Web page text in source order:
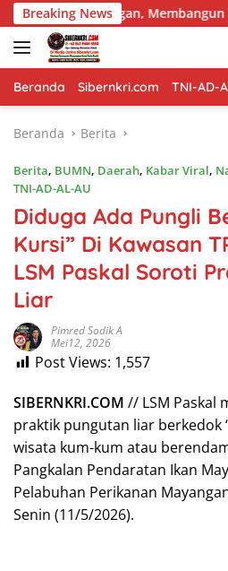
Langsung
ke
konten
Breaking News
Membangun Masa Depan:
Beranda Sibernkri.com TNI-AD-
Beranda Berita
Berita, BUMN, Daerah, Kabar Viral,
TNI-AD-AL-AU
Diduga Ada Pungli
Kursi” Di Kawasan
LSM Paskal Soroti
Liar
Pimred Sodik A
Mei12, 2026
Post Views: 1,557
SIBERNKRI.COM // LSM Paskal
praktik pungutan liar berkedok
wisata kum-kum atau
Pangkalan Pendaratan Ikan
Pelabuhan Perikanan
Senin (11/5/2026).